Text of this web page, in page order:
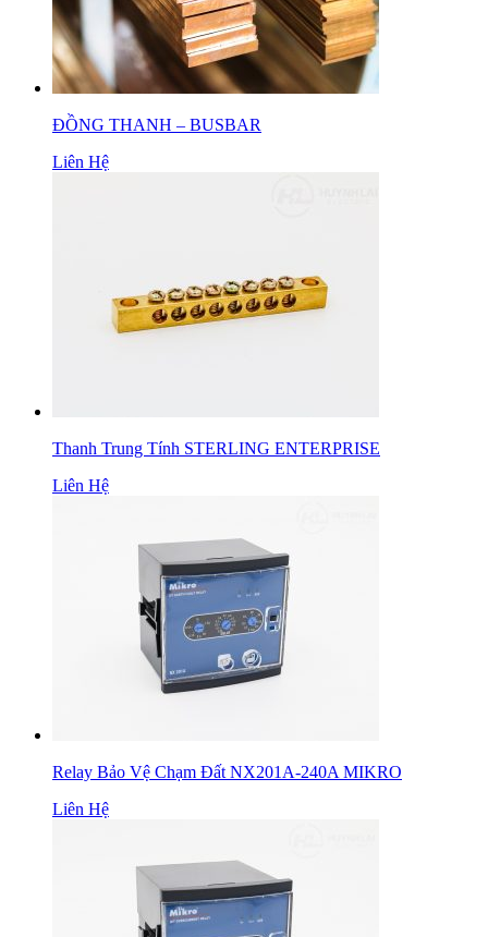
ĐỒNG THANH – BUSBAR
Liên Hệ
Thanh Trung Tính STERLING ENTERPRISE
Liên Hệ
Relay Bảo Vệ Chạm Đất NX201A-240A MIKRO
Liên Hệ